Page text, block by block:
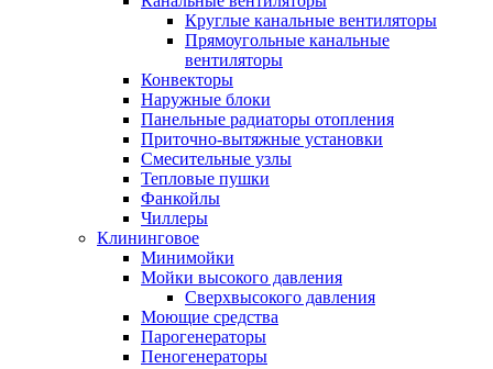
Круглые канальные вентиляторы
Прямоугольные канальные
вентиляторы
Конвекторы
Наружные блоки
Панельные радиаторы отопления
Приточно-вытяжные установки
Смесительные узлы
Тепловые пушки
Фанкойлы
Чиллеры
Клининговое
Минимойки
Мойки высокого давления
Сверхвысокого давления
Моющие средства
Парогенераторы
Пеногенераторы